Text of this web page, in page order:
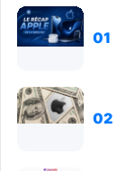
01
02